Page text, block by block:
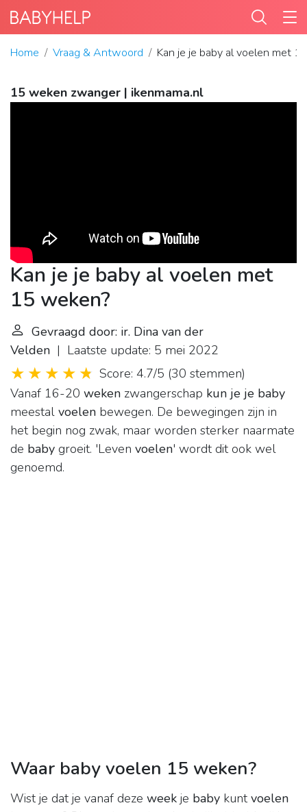
Home Vraag & Antwoord Kan je je baby al voelen met
15 weken zwanger | ikenmama.nl
Kan je je baby al voelen met
15 weken?
Gevraagd door: ir. Dina van der
Velden | Laatste update: 5 mei 2022
Score: 4.7/5 (30 stemmen)
Vanaf 16-20 weken zwangerschap kun je je baby
meestal voelen bewegen. De bewegingen zijn in
het begin nog zwak, maar worden sterker naarmate
de baby groeit. 'Leven voelen' wordt dit ook wel
genoemd.
Waar baby voelen 15 weken?
Wist je dat je vanaf deze week je baby kuntvoelen